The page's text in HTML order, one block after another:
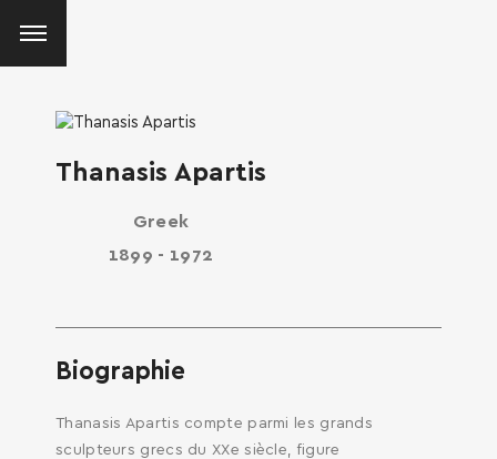
Thanasis Apartis
Greek
1899 - 1972
Biographie
Thanasis Apartis compte parmi les grands
sculpteurs grecs du XXe siècle, figure